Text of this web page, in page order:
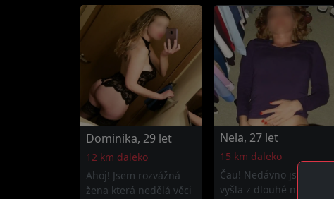
Dominika, 29 let
12 km daleko
Ahoj! Jsem rozvážná
žena která nedělá věci
Nela, 27 let
15 km daleko
Čau! Nedávno jsem
vyšla z dlouhé nudné